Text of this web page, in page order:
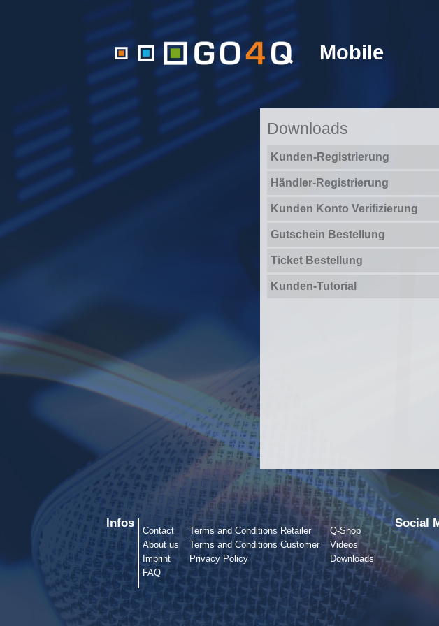
Mobile
Downloads
Kunden-Registrierung
Händler-Registrierung
Kunden Konto Verifizierung
Gutschein Bestellung
Ticket Bestellung
Kunden-Tutorial
Infos
Contact
About us
Imprint
FAQ
Terms and Conditions Retailer
Terms and Conditions Customer
Privacy Policy
Q-Shop
Videos
Downloads
Social